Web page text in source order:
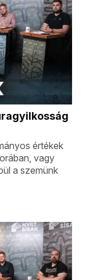
értékek
vagy
a szemünk